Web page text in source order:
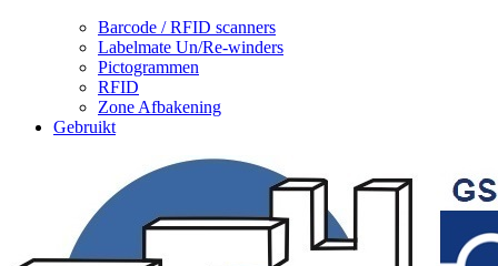
Barcode / RFID scanners
Labelmate Un/Re-winders
Pictogrammen
RFID
Zone Afbakening
Gebruikt